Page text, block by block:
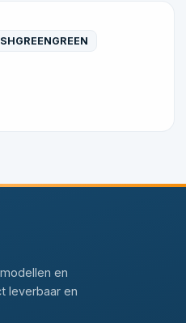
en
leverbaar en